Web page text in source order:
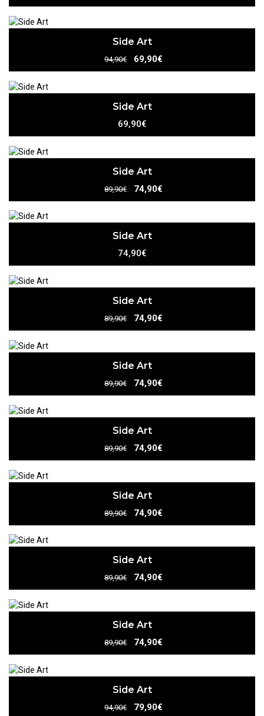
Side Art
94,90€ 69,90€
Side Art
69,90€
Side Art
89,90€ 74,90€
Side Art
74,90€
Side Art
89,90€ 74,90€
Side Art
89,90€ 74,90€
Side Art
89,90€ 74,90€
Side Art
89,90€ 74,90€
Side Art
89,90€ 74,90€
Side Art
89,90€ 74,90€
Side Art
94,90€ 79,90€